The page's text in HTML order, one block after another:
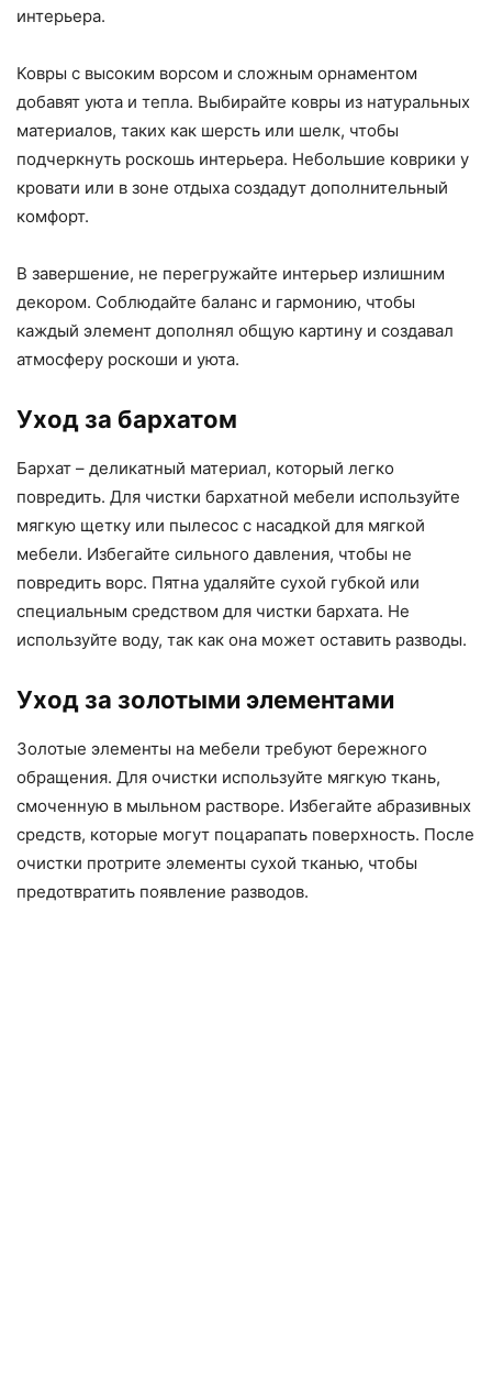
интерьера.
Ковры с высоким ворсом и сложным орнаментом
добавят уюта и тепла. Выбирайте ковры из натуральных
материалов, таких как шерсть или шелк, чтобы
подчеркнуть роскошь интерьера. Небольшие коврики у
кровати или в зоне отдыха создадут дополнительный
комфорт.
В завершение, не перегружайте интерьер излишним
декором. Соблюдайте баланс и гармонию, чтобы
каждый элемент дополнял общую картину и создавал
атмосферу роскоши и уюта.
Уход за бархатом
Бархат – деликатный материал, который легко
повредить. Для чистки бархатной мебели используйте
мягкую щетку или пылесос с насадкой для мягкой
мебели. Избегайте сильного давления, чтобы не
повредить ворс. Пятна удаляйте сухой губкой или
специальным средством для чистки бархата. Не
используйте воду, так как она может оставить разводы.
Уход за золотыми элементами
Золотые элементы на мебели требуют бережного
обращения. Для очистки используйте мягкую ткань,
смоченную в мыльном растворе. Избегайте абразивных
средств, которые могут поцарапать поверхность. После
очистки протрите элементы сухой тканью, чтобы
предотвратить появление разводов.